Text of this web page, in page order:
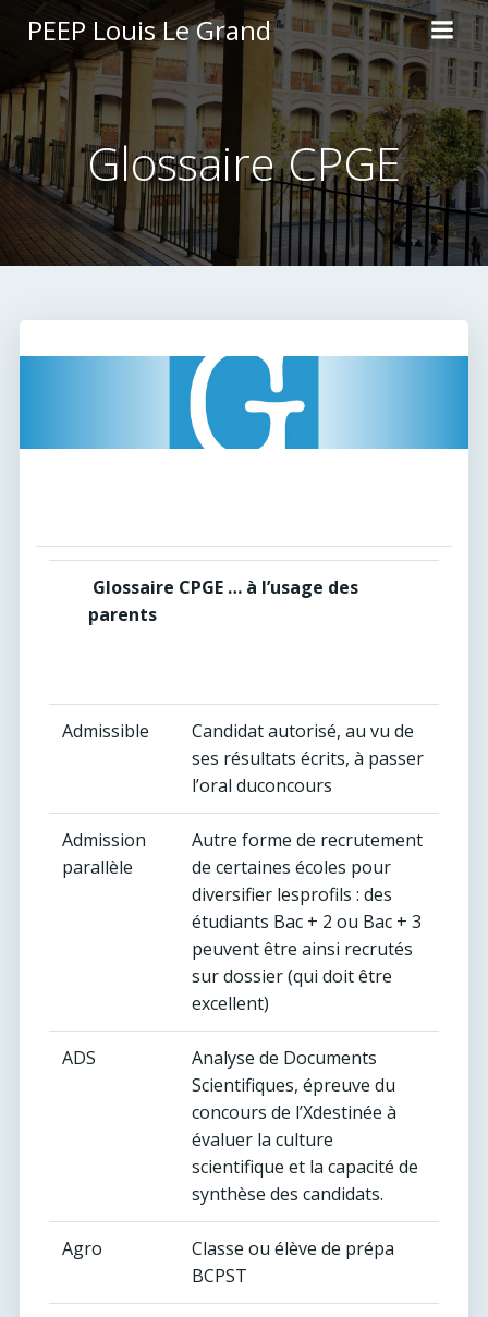
Aller
au
contenu
PEEP Louis Le Grand
Glossaire CPGE
Glossaire CPGE … à l’usage des
parents
Admissible
Candidat autorisé, au vu de
ses résultats écrits, à passer
l’oral duconcours
Admission
parallèle
Autre forme de recrutement
de certaines écoles pour
diversifier lesprofils : des
étudiants Bac + 2 ou Bac + 3
peuvent être ainsi recrutés
sur dossier (qui doit être
excellent)
ADS
Analyse de Documents
Scientifiques, épreuve du
concours de l’Xdestinée à
évaluer la culture
scientifique et la capacité de
synthèse des candidats.
Agro
Classe ou élève de prépa
BCPST